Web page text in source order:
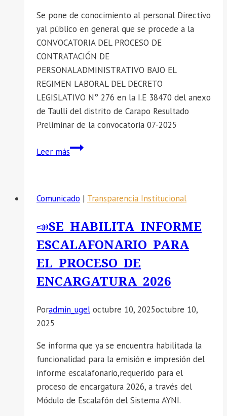
Se pone de conocimiento al personal Directivo
yal público en general que se procede a la
CONVOCATORIA DEL PROCESO DE
CONTRATACIÓN DE
PERSONALADMINISTRATIVO BAJO EL
REGIMEN LABORAL DEL DECRETO
LEGISLATIVO N° 276 en la I.E 38470 del anexo
de Taulli del distrito de Carapo Resultado
Preliminar de la convocatoria 07-2025
Leer más📣
07-
BAJO
EL
REGIMEN
LABORAL
276
LA
DE
LA
PLAZA
SUPERVISOR
DE
Comunicado | Transparencia Institucional
📣SE HABILITA INFORME
ESCALAFONARIO PARA
EL PROCESO DE
ENCARGATURA 2026
Poradmin_ugel octubre 10, 2025octubre 10,
2025
Se informa que ya se encuentra habilitada la
funcionalidad para la emisión e impresión del
informe escalafonario,requerido para el
proceso de encargatura 2026, a través del
Módulo de Escalafón del Sistema AYNI.